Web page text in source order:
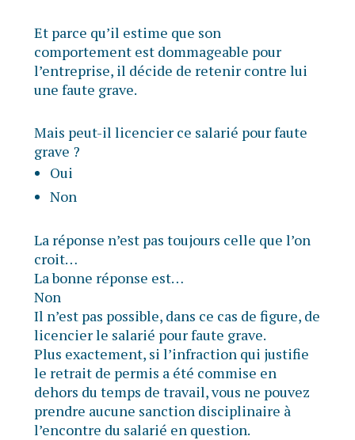
Et parce qu’il estime que son
comportement est dommageable pour
l’entreprise, il décide de retenir contre lui
une faute grave.
Mais peut-il licencier ce salarié pour faute
grave ?
Oui
Non
La réponse n’est pas toujours celle que l’on
croit…
La bonne réponse est…
Non
Il n’est pas possible, dans ce cas de figure, de
licencier le salarié pour faute grave.
Plus exactement, si l’infraction qui justifie
le retrait de permis a été commise en
dehors du temps de travail, vous ne pouvez
prendre aucune sanction disciplinaire à
l’encontre du salarié en question.